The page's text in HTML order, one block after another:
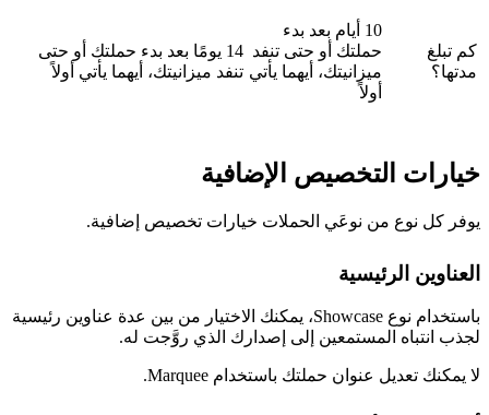
كم تبلغ
مدتها؟
10 أيام بعد بدء
حملتك أو حتى تنفد
ميزانيتك، أيهما يأتي
أولاً
14 يومًا بعد بدء حملتك أو حتى
تنفد ميزانيتك، أيهما يأتي أولاً
خيارات التخصيص الإضافية
يوفر كل نوع من نوعَي الحملات خيارات تخصيص إضافية.
العناوين الرئيسية
باستخدام نوع Showcase، يمكنك الاختيار من بين عدة عناوين رئيسية
لجذب انتباه المستمعين إلى إصدارك الذي روَّجت له.
لا يمكنك تعديل عنوان حملتك باستخدام Marquee.